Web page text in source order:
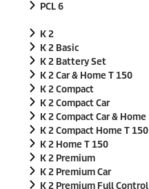
PCL 6
K 2
K 2 Basic
K 2 Battery Set
K 2 Car & Home T 150
K 2 Compact
K 2 Compact Car
K 2 Compact Car & Home
K 2 Compact Home T 150
K 2 Home T 150
K 2 Premium
K 2 Premium Car
K 2 Premium Full Control